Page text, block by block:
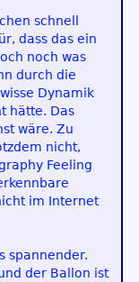
schnell
dass das ein
noch was
durch die
Dynamik
hätte. Das
wäre. Zu
nicht,
Feeling
im Internet
spannender.
der Ballon ist